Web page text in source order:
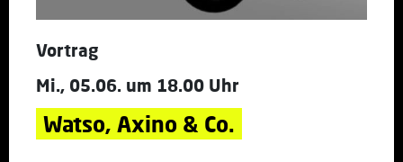
Vortrag
Mi., 05.06. um 18.00 Uhr
Watso, Axino & Co.